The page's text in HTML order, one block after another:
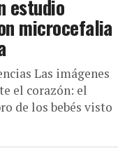
estudio
microcefalia
​Las imágenes
el corazón: el
de los bebés visto